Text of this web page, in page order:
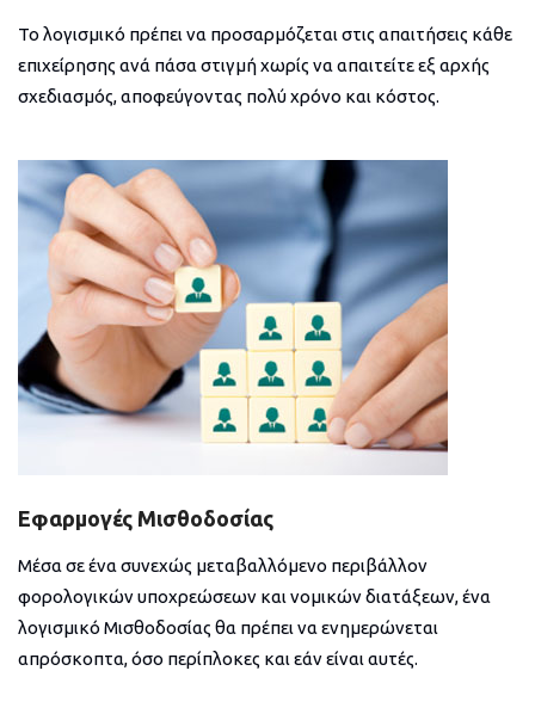
Το λογισμικό πρέπει να προσαρμόζεται στις απαιτήσεις κάθε
επιχείρησης ανά πάσα στιγμή χωρίς να απαιτείτε εξ αρχής
σχεδιασμός, αποφεύγοντας πολύ χρόνο και κόστος.
Εφαρμογές Μισθοδοσίας
Μέσα σε ένα συνεχώς μεταβαλλόμενο περιβάλλον
φορολογικών υποχρεώσεων και νομικών διατάξεων, ένα
λογισμικό Μισθοδοσίας θα πρέπει να ενημερώνεται
απρόσκοπτα, όσο περίπλοκες και εάν είναι αυτές.